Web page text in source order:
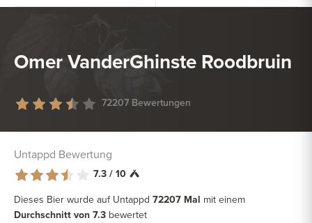
Omer VanderGhinste Roodbruin
72207 Bewertungen
Untappd Bewertung
7.3 / 10
Dieses Bier wurde auf Untappd 72207 Mal mit einem
Durchschnitt von 7.3 bewertet